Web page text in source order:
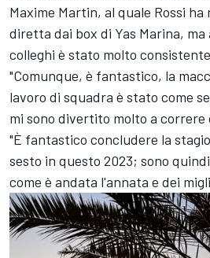
Maxime Martin, al quale Rossi
diretta dai box di Yas Marina, ma
colleghi è stato molto
"Comunque, è fantastico, la
lavoro di squadra è stato come
mi sono divertito molto a correre
"È fantastico concludere la
sesto in questo 2023; sono
come è andata l'annata e dei